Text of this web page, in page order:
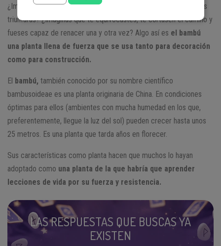
¿Imaginas que tuvieras cientos de usos distintos y en todos ellos
triunfarás? ¿Imaginas que te equivocastes, te cortasen el camino y
fueses capaz de renacer una y otra vez? Algo así es el bambú
una planta llena de fuerza que se usa tanto para decoración
como para construcción.
El bambú, también conocido por su nombre científico
bambusoideae es una planta originaria de China. En condiciones
óptimas para ellos (ambientes con mucha humedad en los que,
preferentemente, llegue la luz del sol) pueden crecer hasta unos
25 metros. Es una planta que tarda años en florecer.
Sus características como planta hacen que muchos lo hayan
adoptado como una planta de la que habría que aprender
lecciones de vida por su fuerza y resistencia.
LAS RESPUESTAS QUE BUSCAS YA
EXISTEN